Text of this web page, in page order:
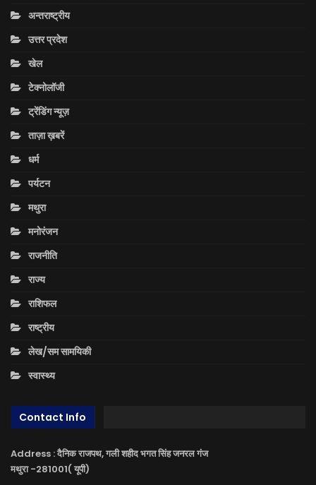
अन्तराष्ट्रीय
उत्तर प्रदेश
खेल
टेक्नोलॉजी
ट्रेंडिंग न्यूज़
ताज़ा ख़बरें
धर्म
पर्यटन
मथुरा
मनोरंजन
राजनीति
राज्य
राशिफल
राष्ट्रीय
लेख/सम सामयिकी
स्वास्थ्य
Contact Info
Address : दैनिक राजपथ, गली शहीद भगत सिंह जनरल गंज
मथुरा -281001( यूपी)